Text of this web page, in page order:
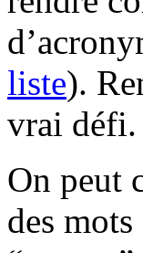
liste).
vrai défi.
On peut
des